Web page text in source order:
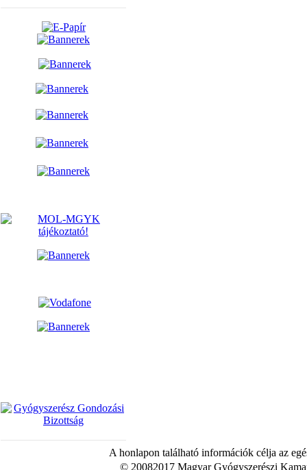
A honlapon található információk célja az
© 20082017 Magyar Gyógyszerészi